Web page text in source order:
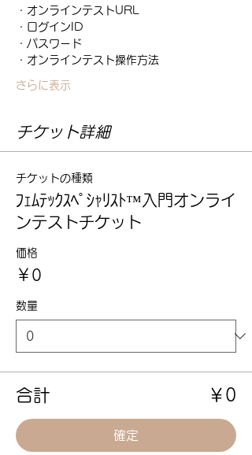
・オンラインテストURL
・ログインID
・パスワード
・オンラインテスト操作方法
さらに表示
チケット詳細
チケットの種類
ﾌｪﾑﾃｯｸｽﾍﾟｼｬﾘｽﾄ™入門オンライ
ンテストチケット
価格
￥0
数量
合計 ￥0
確定